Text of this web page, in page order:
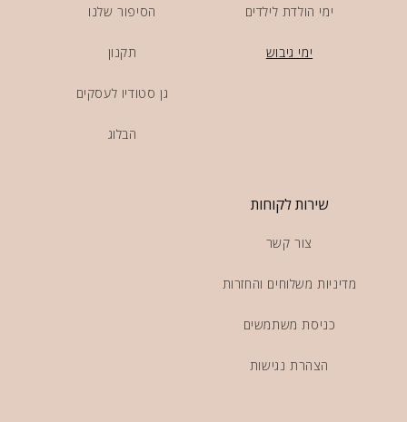
ימי הולדת לילדים
ימי גיבוש
הסיפור שלנו
תקנון
גן סטודיו לעסקים
הבלוג
שירות לקוחות
צור קשר
מדיניות משלוחים והחזרות
כניסת משתמשים
הצהרת נגישות